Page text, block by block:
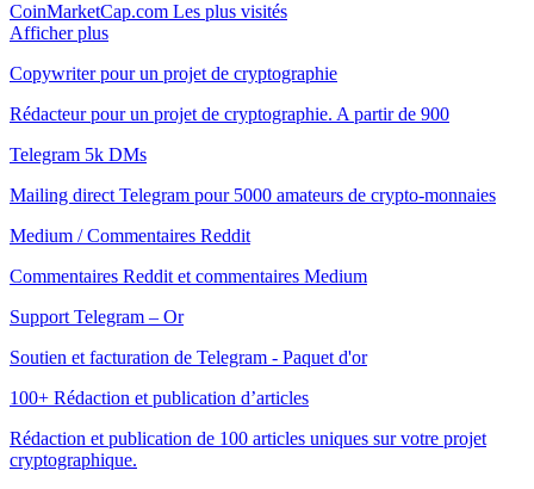
CoinMarketCap.com Les plus visités
Afficher plus
Copywriter pour un projet de cryptographie
Rédacteur pour un projet de cryptographie. A partir de 900
Telegram 5k DMs
Mailing direct Telegram pour 5000 amateurs de crypto-monnaies
Medium / Commentaires Reddit
Commentaires Reddit et commentaires Medium
Support Telegram – Or
Soutien et facturation de Telegram - Paquet d'or
100+ Rédaction et publication d’articles
Rédaction et publication de 100 articles uniques sur votre projet
cryptographique.